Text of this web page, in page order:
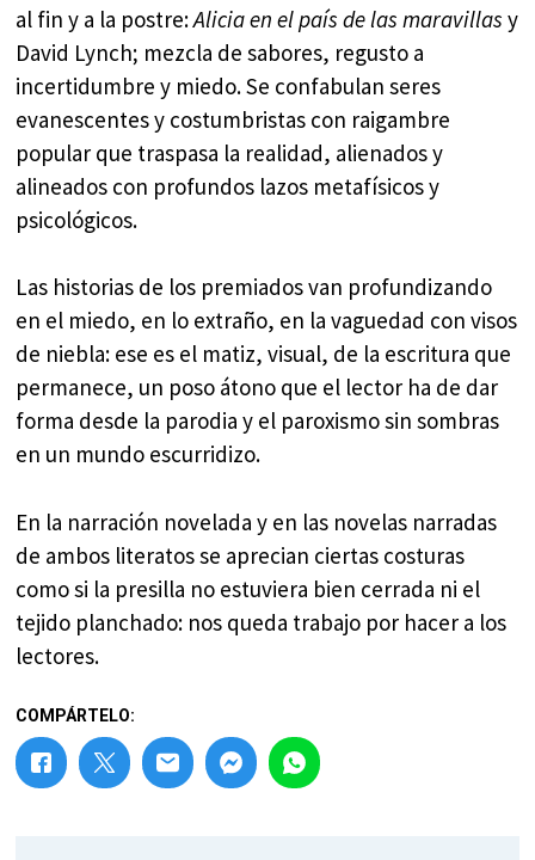
al fin y a la postre:Alicia en el país de las maravillas y
David Lynch; mezcla de sabores, regusto a
incertidumbre y miedo. Se confabulan seres
evanescentes y costumbristas con raigambre
popular que traspasa la realidad, alienados y
alineados con profundos lazos metafísicos y
psicológicos.
Las historias de los premiados van profundizando
en el miedo, en lo extraño, en la vaguedad con visos
de niebla: ese es el matiz, visual, de la escritura que
permanece, un poso átono que el lector ha de dar
forma desde la parodia y el paroxismo sin sombras
en un mundo escurridizo.
En la narración novelada y en las novelas narradas
de ambos literatos se aprecian ciertas costuras
como si la presilla no estuviera bien cerrada ni el
tejido planchado: nos queda trabajo por hacer a los
lectores.
COMPÁRTELO: